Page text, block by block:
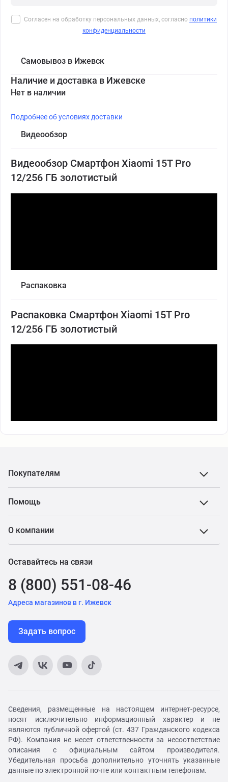
Согласен на обработку персональных данных, согласно политики
конфиденциальности
Самовывоз в Ижевск
Наличие и доставка в Ижевске
Нет в наличии
Подробнее об условиях доставки
Видеообзор
Видеообзор Смартфон Xiaomi 15T Pro
12/256 ГБ золотистый
Распаковка
Распаковка Смартфон Xiaomi 15T Pro
12/256 ГБ золотистый
Покупателям
Помощь
О компании
Оставайтесь на связи
8 (800) 551-08-46
Адреса магазинов в г. Ижевск
Задать вопрос
Сведения, размещенные на настоящем интернет-ресурсе,
носят исключительно информационный характер и не
являются публичной офертой (ст. 437 Гражданского кодекса
РФ). Компания не несет ответственности за несоответствие
описания с официальным сайтом производителя.
Убедительная просьба дополнительно уточнять указанные
данные по электронной почте или контактным телефонам.